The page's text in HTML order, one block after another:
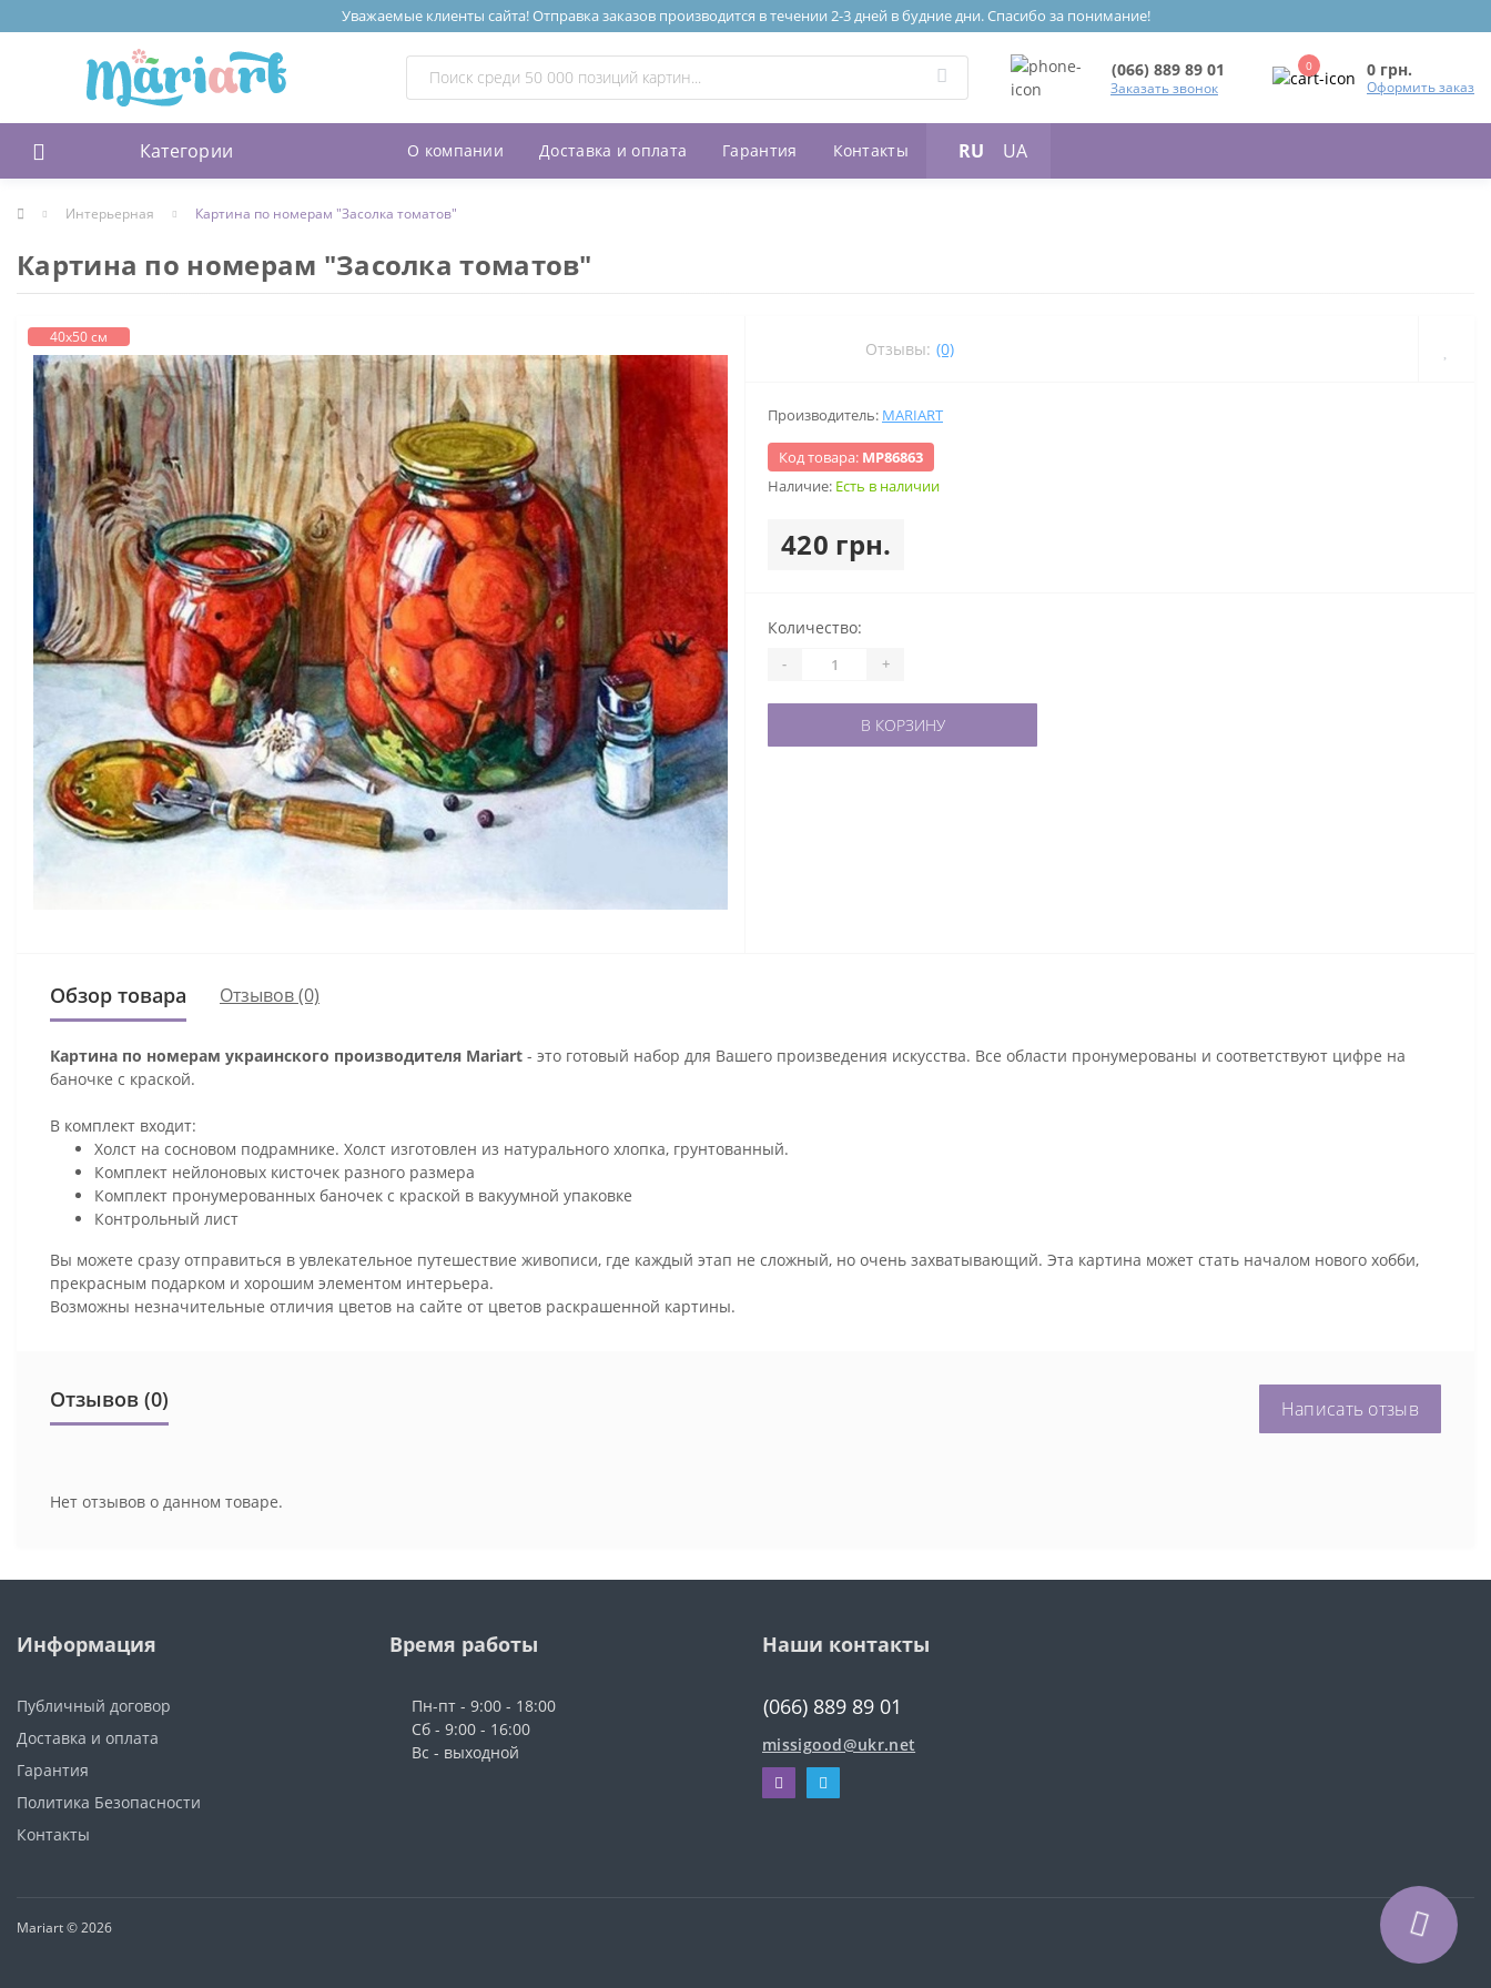
Уважаемые клиенты сайта! Отправка заказов производится в течении 2-3 дней в будние дни. Спасибо за понимание!
(066) 889 89 01
Заказать звонок
0 0 грн.
Оформить заказ
Категории О компании Доставка и оплата Гарантия Контакты RU UA
Интерьерная Картина по номерам "Засолка томатов"
Картина по номерам "Засолка томатов"
40х50 см
Отзывы: (0)
Производитель: MARIART
Код товара: МР86863
Наличие: Есть в наличии
420 грн.
Количество:
- +
В КОРЗИНУ
Обзор товара Отзывов (0)
Картина по номерам украинского производителя Mariart - это готовый набор для Вашего произведения искусства. Все области пронумерованы и соответствуют цифре на
баночке с краской.
В комплект входит:
Холст на сосновом подрамнике. Холст изготовлен из натурального хлопка, грунтованный.
Комплект нейлоновых кисточек разного размера
Комплект пронумерованных баночек с краской в вакуумной упаковке
Контрольный лист
Вы можете сразу отправиться в увлекательное путешествие живописи, где каждый этап не сложный, но очень захватывающий. Эта картина может стать началом нового хобби,
прекрасным подарком и хорошим элементом интерьера.
Возможны незначительные отличия цветов на сайте от цветов раскрашенной картины.
Отзывов (0) Написать отзыв
Нет отзывов о данном товаре.
Информация
Публичный договор
Доставка и оплата
Гарантия
Политика Безопасности
Контакты
Время работы
Пн-пт - 9:00 - 18:00
Сб - 9:00 - 16:00
Вс - выходной
Наши контакты
(066) 889 89 01
missigood@ukr.net
Mariart © 2026